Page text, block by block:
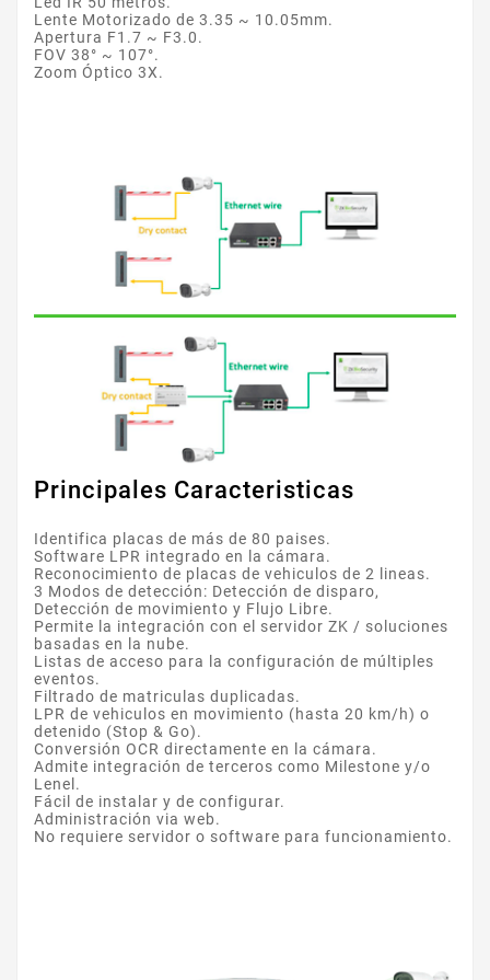
Lente Motorizado de 3.35 ~ 10.05mm.
Apertura F1.7 ~ F3.0.
FOV 38° ~ 107°.
Zoom Óptico 3X.
Principales Caracteristicas
Identifica placas de más de 80 paises.
Software LPR integrado en la cámara.
Reconocimiento de placas de vehiculos de 2 lineas.
3 Modos de detección: Detección de disparo,
Detección de movimiento y Flujo Libre.
Permite la integración con el servidor ZK / soluciones
basadas en la nube.
Listas de acceso para la configuración de múltiples
eventos.
Filtrado de matriculas duplicadas.
LPR de vehiculos en movimiento (hasta 20 km/h) o
detenido (Stop & Go).
Conversión OCR directamente en la cámara.
Admite integración de terceros como Milestone y/o
Lenel.
Fácil de instalar y de configurar.
Administración via web.
No requiere servidor o software para funcionamiento.